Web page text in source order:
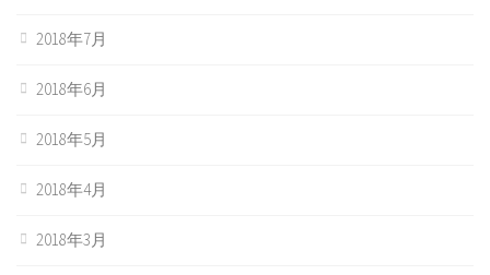
2018年7月
2018年6月
2018年5月
2018年4月
2018年3月